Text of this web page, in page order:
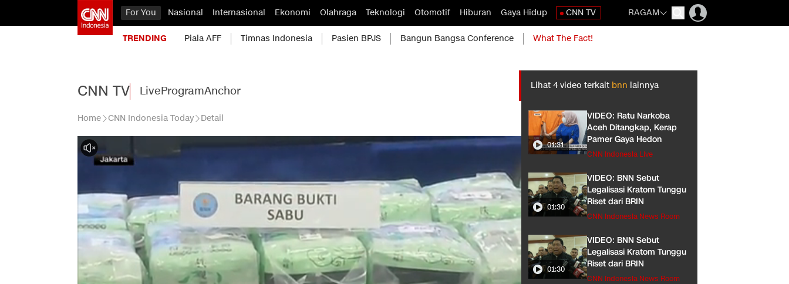
For You Nasional Internasional Ekonomi Olahraga Teknologi Otomotif Hiburan Gaya Hidup CNN TV RAGAM
TRENDING Piala AFF Timnas Indonesia Pasien BPJS Bangun Bangsa Conference What The Fact!
CNN TV LiveProgramAnchor
Home CNN Indonesia Today Detail
Lihat 4 video terkait bnn lainnya
01:31
VIDEO: Ratu Narkoba
Aceh Ditangkap, Kerap
Pamer Gaya Hedon
CNN Indonesia Live
01:30
VIDEO: BNN Sebut
Legalisasi Kratom Tunggu
Riset dari BRIN
CNN Indonesia News Room
01:30
VIDEO: BNN Sebut
Legalisasi Kratom Tunggu
Riset dari BRIN
CNN Indonesia News Room